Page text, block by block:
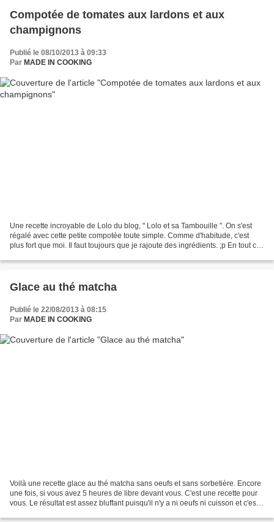
Compotée de tomates aux lardons et aux
champignons
Publié le 08/10/2013 à 09:33
Par MADE IN COOKING
Une recette incroyable de Lolo du blog, " Lolo et sa Tambouille ". On s'est
régalé avec cette petite compotée toute simple. Comme d'habitude, c'est
plus fort que moi. Il faut toujours que je rajoute des ingrédients. ;p En tout cas
Glace au thé matcha
Publié le 22/08/2013 à 08:15
Par MADE IN COOKING
Voilà une recette glace au thé matcha sans oeufs et sans sorbetière. Encore
une fois, si vous avez 5 heures de libre devant vous. C'est une recette pour
vous. Le résultat est assez bluffant puisqu'il n'y a ni oeufs ni cuisson et c'est